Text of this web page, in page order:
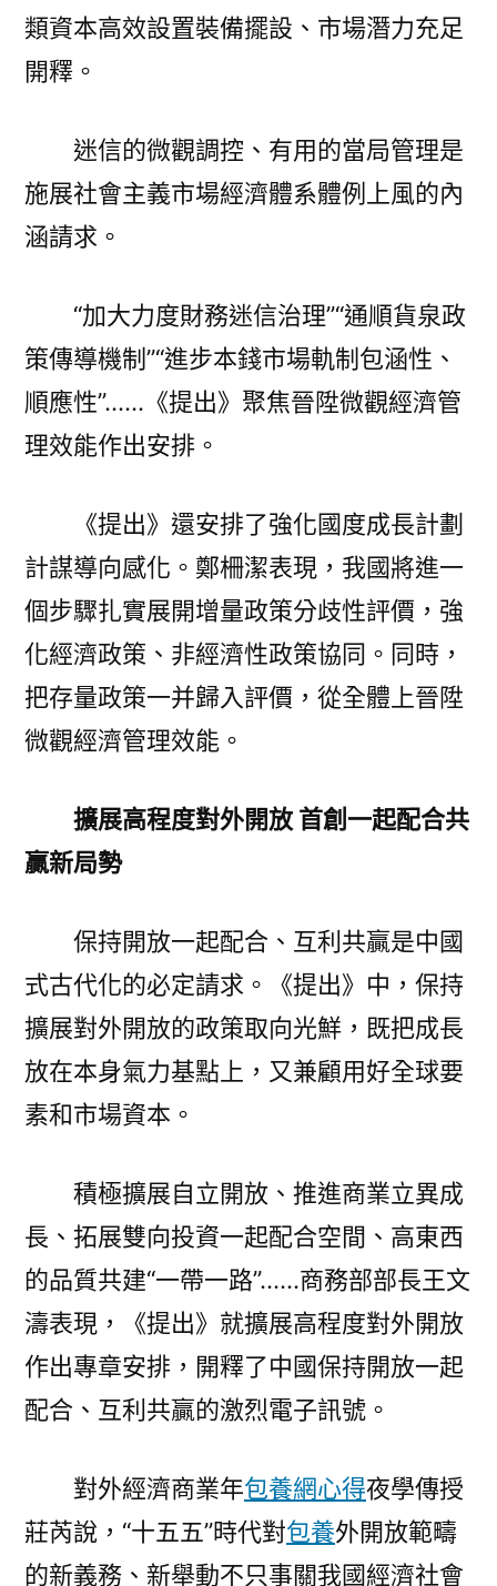
類資本高效設置裝備擺設、市場潛力充足
開釋。
迷信的微觀調控、有用的當局管理是
施展社會主義市場經濟體系體例上風的內
涵請求。
“加大力度財務迷信治理”“通順貨泉政
策傳導機制”“進步本錢市場軌制包涵性、
順應性”……《提出》聚焦晉陞微觀經濟管
理效能作出安排。
《提出》還安排了強化國度成長計劃
計謀導向感化。鄭柵潔表現，我國將進一
個步驟扎實展開增量政策分歧性評價，強
化經濟政策、非經濟性政策協同。同時，
把存量政策一并歸入評價，從全體上晉陞
微觀經濟管理效能。
擴展高程度對外開放 首創一起配合共
贏新局勢
保持開放一起配合、互利共贏是中國
式古代化的必定請求。《提出》中，保持
擴展對外開放的政策取向光鮮，既把成長
放在本身氣力基點上，又兼顧用好全球要
素和市場資本。
積極擴展自立開放、推進商業立異成
長、拓展雙向投資一起配合空間、高東西
的品質共建“一帶一路”……商務部部長王文
濤表現，《提出》就擴展高程度對外開放
作出專章安排，開釋了中國保持開放一起
配合、互利共贏的激烈電子訊號。
對外經濟商業年包養網心得夜學傳授
莊芮說，“十五五”時代對包養外開放範疇
的新義務、新舉動不只事關我國經濟社會